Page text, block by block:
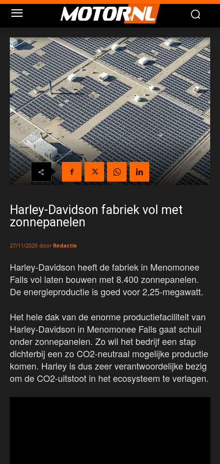
Harley-Davidson fabriek vol met
zonnepanelen
27/11/2020 door Redactie
Harley-Davidson heeft de fabriek in Menomonee
Falls vol laten bouwen met 8.400 zonnepanelen.
De energieproductie is goed voor 2,25-megawatt.
Het hele dak van de enorme productiefaciliteit van
Harley-Davidson in Menomonee Falls gaat schuil
onder zonnepanelen. Zo wil het bedrijf een stap
dichterbij een zo CO2-neutraal mogelijke productie
komen. Harley is dus zeer verantwoordelijke bezig
om de CO2-uitstoot in het ecosysteem te verlagen.